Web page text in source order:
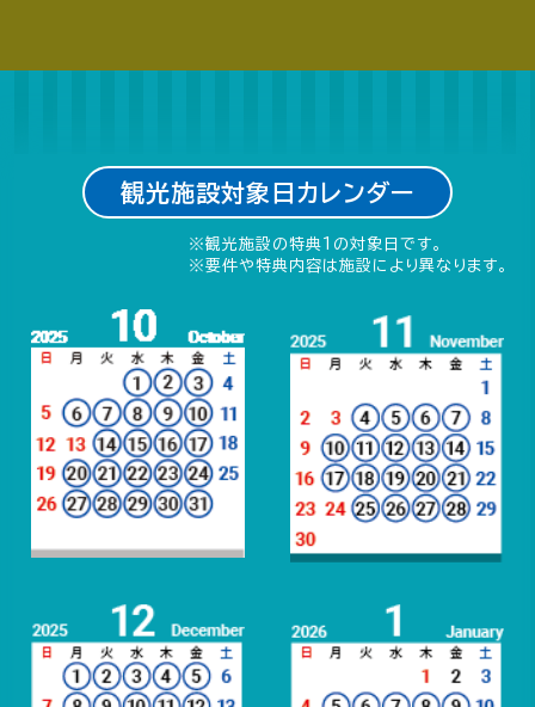
観光施設対象日カレンダー
※観光施設の特典1の対象日です。
※要件や特典内容は施設により異なります。